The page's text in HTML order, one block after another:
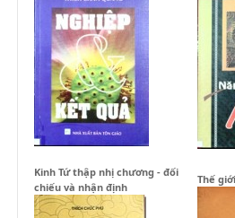
Kinh Tứ thập nhị chương - đối
chiếu và nhận định
Thế